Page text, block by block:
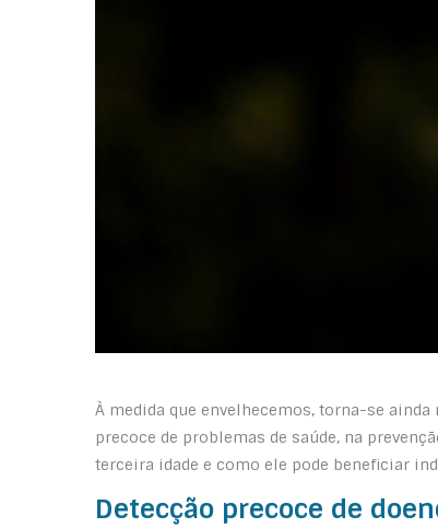
À medida que envelhecemos, torna-se
precoce de problemas de saúde, na
terceira idade e como ele pode beneficiar
Detecção precoce de